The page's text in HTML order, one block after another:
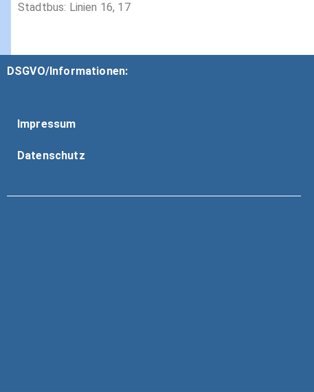
Stadtbus: Linien 16, 17
DSGVO/Informationen:
Impressum
Datenschutz